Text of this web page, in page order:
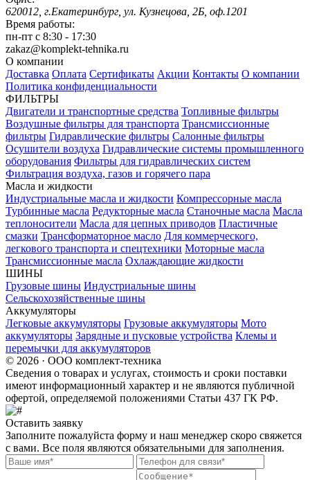
620012, г.Екатеринбург, ул. Кузнецова, 2Б, оф.1201
Время работы:
пн-пт с 8:30 - 17:30
zakaz@komplekt-tehnika.ru
О компании
Доставка Оплата Сертификаты Акции Контакты О компании
Политика конфиденциальности
ФИЛЬТРЫ
Двигатели и транспортные средства Топливные фильтры
Воздушные фильтры для транспорта Трансмиссионные
фильтры Гидравлические фильтры Салонные фильтры
Осушители воздуха Гидравлические системы промышленного
оборудования Фильтры для гидравлических систем
Фильтрация воздуха, газов и горячего пара
Масла и жидкости
Индустриальные масла и жидкости Компрессорные масла
Турбинные масла Редукторные масла Станочные масла Масла
теплоносители Масла для цепных приводов Пластичные
смазки Трансформаторное масло Для коммерческого,
легкового транспорта и спецтехники Моторные масла
Трансмиссионные масла Охлаждающие жидкости
ШИНЫ
Грузовые шины Индустриальные шины
Сельскохозяйственные шины
Аккумуляторы
Легковые аккумуляторы Грузовые аккумуляторы Мото
аккумуляторы Зарядные и пусковые устройства Клемы и
перемычки для аккумуляторов
© 2026 · ООО комплект-техника
Сведения о товарах и услугах, стоимость и сроки поставки
имеют информационный характер и не являются публичной
офертой, определяемой положениями Статьи 437 ГК РФ.
Оставить заявку
Заполните пожалуйста форму и наш менеджер скоро свяжется
с вами. Все поля являются обязательными для заполнения.